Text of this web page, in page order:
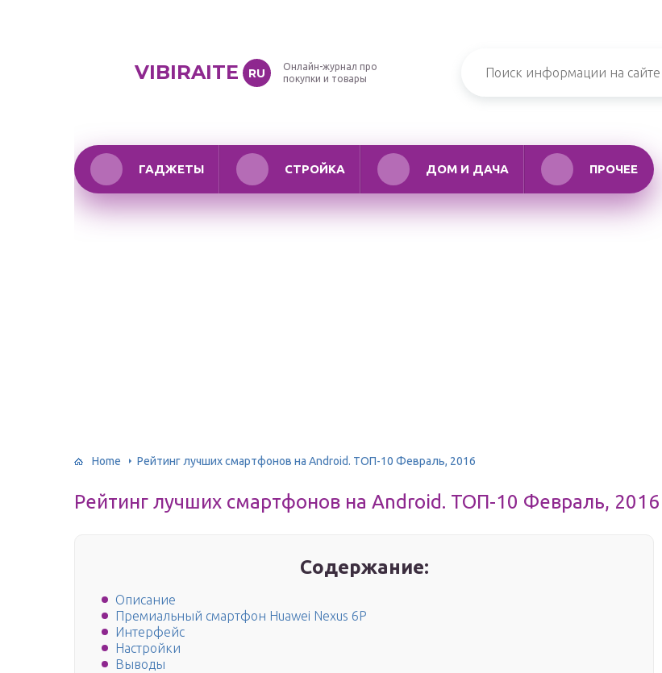
VIBIRAITE RU
Онлайн-журнал про
покупки и товары
ГАДЖЕТЫ СТРОЙКА ДОМ И ДАЧА ПРОЧЕЕ
Home Рейтинг лучших смартфонов на Android. ТОП-10 Февраль, 2016
Рейтинг лучших смартфонов на Android. ТОП-10 Февраль, 2016
Содержание:
Описание
Премиальный смартфон Huawei Nexus 6P
Интерфейс
Настройки
Выводы